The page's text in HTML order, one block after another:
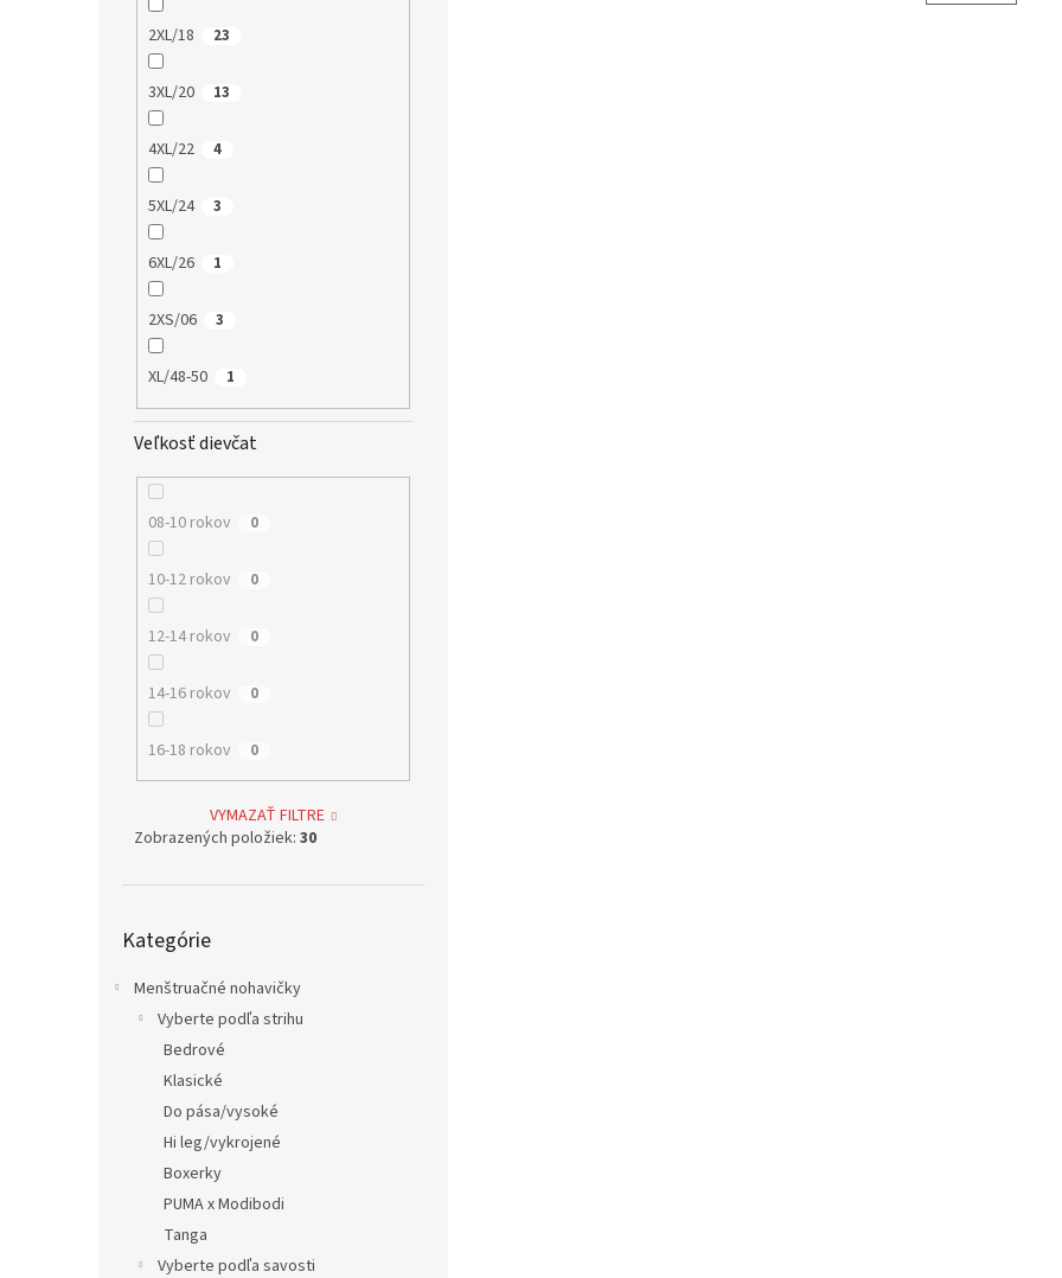
2XL/18 23
3XL/20 13
4XL/22 4
5XL/24 3
6XL/26 1
2XS/06 3
XL/48-50 1
Veľkosť dievčat
08-10 rokov 0
10-12 rokov 0
12-14 rokov 0
14-16 rokov 0
16-18 rokov 0
VYMAZAŤ FILTRE
Zobrazených položiek: 30
kategórie
Kategórie
Menštruačné nohavičky
Vyberte podľa strihu
Bedrové
Klasické
Do pása/vysoké
Hi leg/vykrojené
Boxerky
PUMA x Modibodi
Tanga
Vyberte podľa savosti
n